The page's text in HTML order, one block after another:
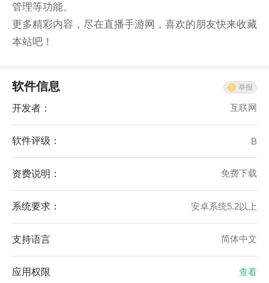
管理等功能。
更多精彩内容，尽在直播手游网，喜欢的朋友快来收藏
本站吧！
软件信息 举报
开发者： 互联网
软件评级： B
资费说明： 免费下载
系统要求： 安卓系统5.2以上
支持语言 简体中文
应用权限 查看